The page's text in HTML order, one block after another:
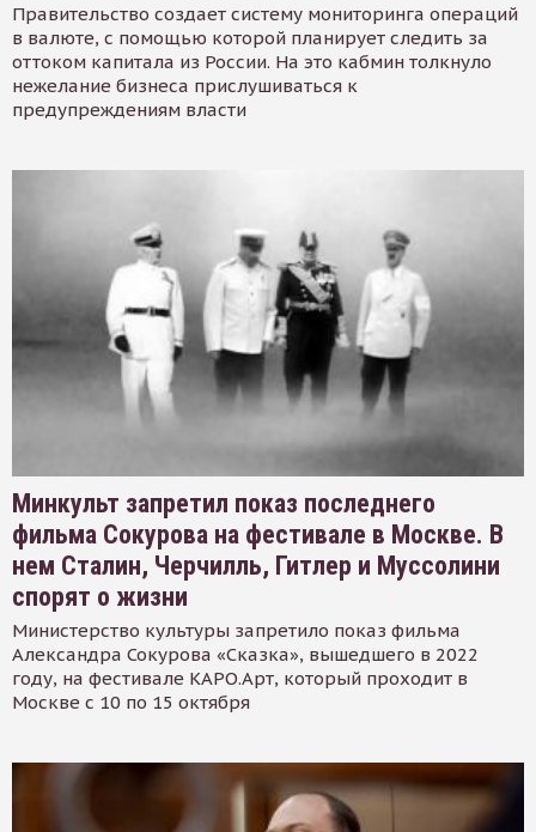
Правительство создает систему мониторинга операций
в валюте, с помощью которой планирует следить за
оттоком капитала из России. На это кабмин толкнуло
нежелание бизнеса прислушиваться к
предупреждениям власти
Минкульт запретил показ последнего
фильма Сокурова на фестивале в Москве. В
нем Сталин, Черчилль, Гитлер и Муссолини
спорят о жизни
Министерство культуры запретило показ фильма
Александра Сокурова «Сказка», вышедшего в 2022
году, на фестивале КАРО.Арт, который проходит в
Москве с 10 по 15 октября